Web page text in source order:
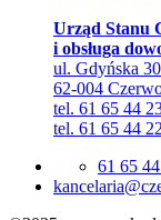
Urząd Stanu
i obsługa
ul. Gdyńska 30
62-004
tel. 61 65 44
tel. 61 65 44
61 65